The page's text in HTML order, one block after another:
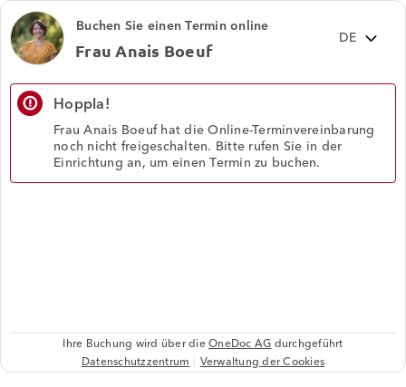
Buchen Sie einen Termin online
Frau Anais Boeuf
error_outline Hoppla!
Frau Anais Boeuf hat die Online-Terminvereinbarung
noch nicht freigeschalten. Bitte rufen Sie in der
Einrichtung an, um einen Termin zu buchen.
Ihre Buchung wird über dieOneDoc AGdurchgeführt
Datenschutzzentrum Verwaltung der Cookies